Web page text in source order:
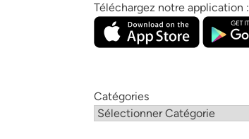
Téléchargez notre application :
Catégories